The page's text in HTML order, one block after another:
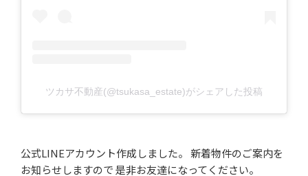
ツカサ不動産(@tsukasa_estate)がシェアした投稿
公式LINEアカウント作成しました。 新着物件のご案内を
お知らせしますので 是非お友達になってください。